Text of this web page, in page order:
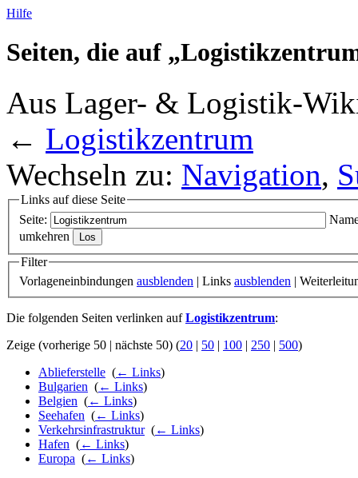
Hilfe
Seiten, die auf
Aus Lager- & Logistik-
← Logistikzentrum
Wechseln zu: Navigation,
Links auf diese Seite
Seite:
umkehren
Filter
Vorlageneinbindungen ausblenden | Links ausblenden |
Die folgenden Seiten verlinken aufLogistikzentrum:
Zeige (vorherige 50 | nächste 50) (20 | 50 | 100 | 250 | 500)
Ablieferstelle (← Links)
Bulgarien (← Links)
Belgien (← Links)
Seehafen (← Links)
Verkehrsinfrastruktur‎ (← Links)
Hafen (← Links)
Europa (← Links)